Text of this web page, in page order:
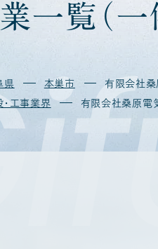
一覧 （ 一
県 本巣市
有限会社桑
・工事業界
有限会社桑原電